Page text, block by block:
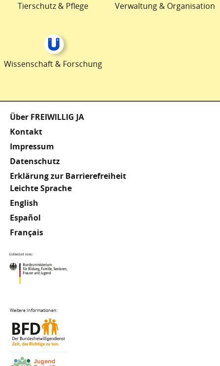
Tierschutz & Pflege Verwaltung & Organisation
Wissenschaft & Forschung
Fußzeile
Über FREIWILLIG JA
Kontakt
Impressum
Datenschutz
Erklärung zur Barrierefreiheit
Meta
Footer
Leichte Sprache
English
Español
Français